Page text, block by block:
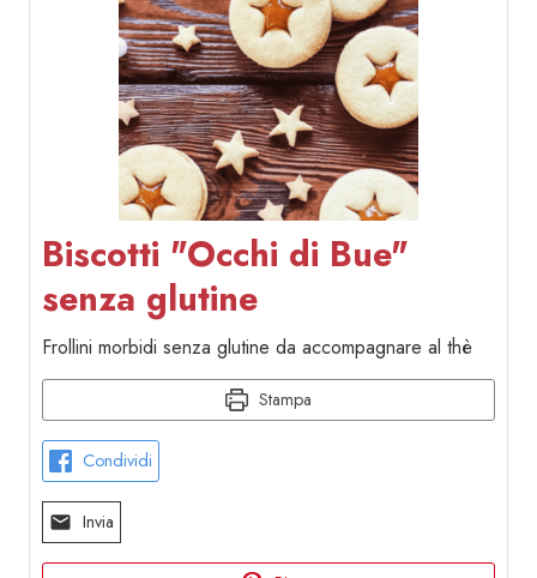
Biscotti "Occhi di Bue"
senza glutine
Frollini morbidi senza glutine da accompagnare al thè
Stampa
Condividi
Invia